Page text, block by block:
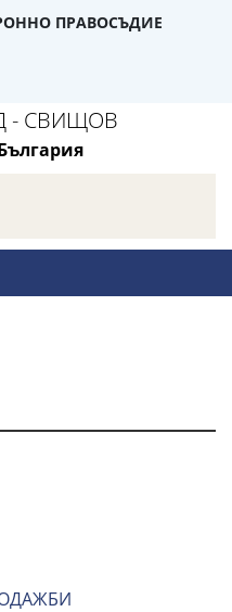
ПРАВОСЪДИЕ
- СВИЩОВ